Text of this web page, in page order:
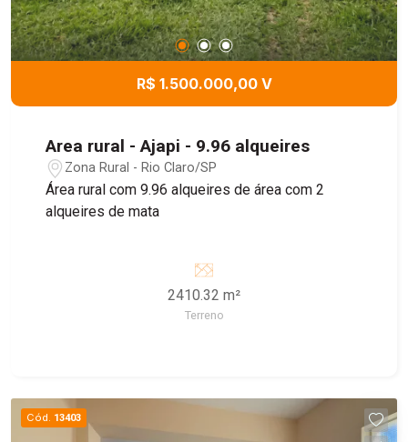
R$ 1.500.000,00 V
Area rural - Ajapi - 9.96 alqueires
Zona Rural - Rio Claro/SP
Área rural com 9.96 alqueires de área com 2
alqueires de mata
2410.32 m²
Terreno
Cód. 13403